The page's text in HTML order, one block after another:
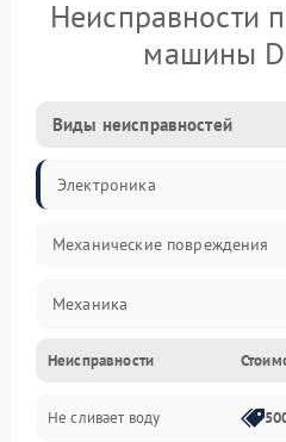
Неисправности
машины
Виды неисправностей
Электроника
Механические повреждения
Механика
Управление
Электропитание
Неисправности
Не сливает воду